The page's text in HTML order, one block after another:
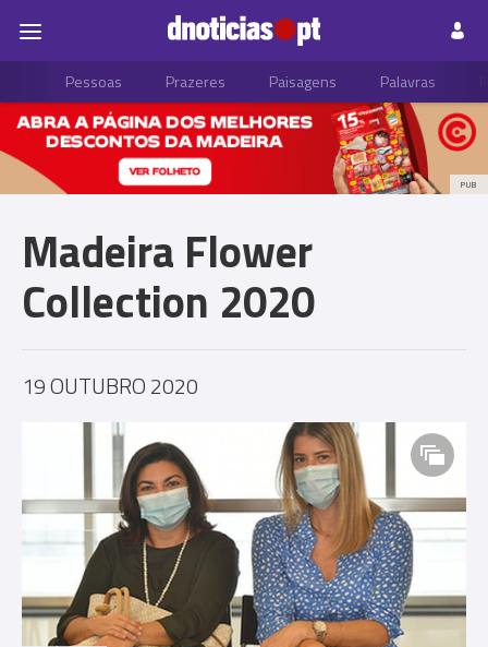
Pessoas Prazeres Paisagens Palavras
PUB
Madeira Flower
Collection 2020
19 OUTUBRO 2020